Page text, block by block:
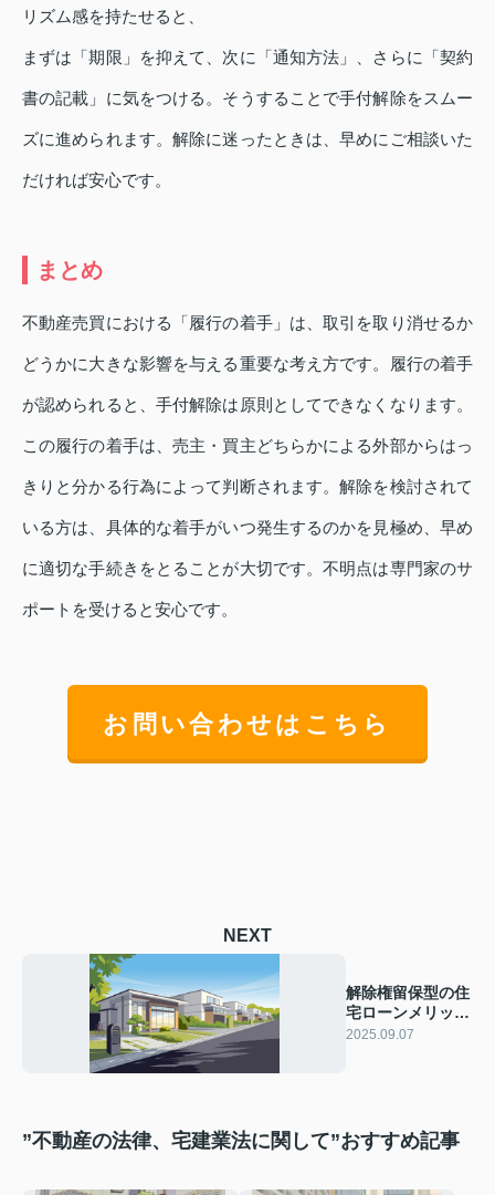
リズム感を持たせると、
まずは「期限」を抑えて、次に「通知方法」、さらに「契約
書の記載」に気をつける。そうすることで手付解除をスムー
ズに進められます。解除に迷ったときは、早めにご相談いた
だければ安心です。
まとめ
不動産売買における「履行の着手」は、取引を取り消せるか
どうかに大きな影響を与える重要な考え方です。履行の着手
が認められると、手付解除は原則としてできなくなります。
この履行の着手は、売主・買主どちらかによる外部からはっ
きりと分かる行為によって判断されます。解除を検討されて
いる方は、具体的な着手がいつ発生するのかを見極め、早め
に適切な手続きをとることが大切です。不明点は専門家のサ
ポートを受けると安心です。
お問い合わせはこちら
NEXT
解除権留保型の住
宅ローンメリット
は？契約時の注意
2025.09.07
”不動産の法律、宅建業法に関して”おすすめ記事